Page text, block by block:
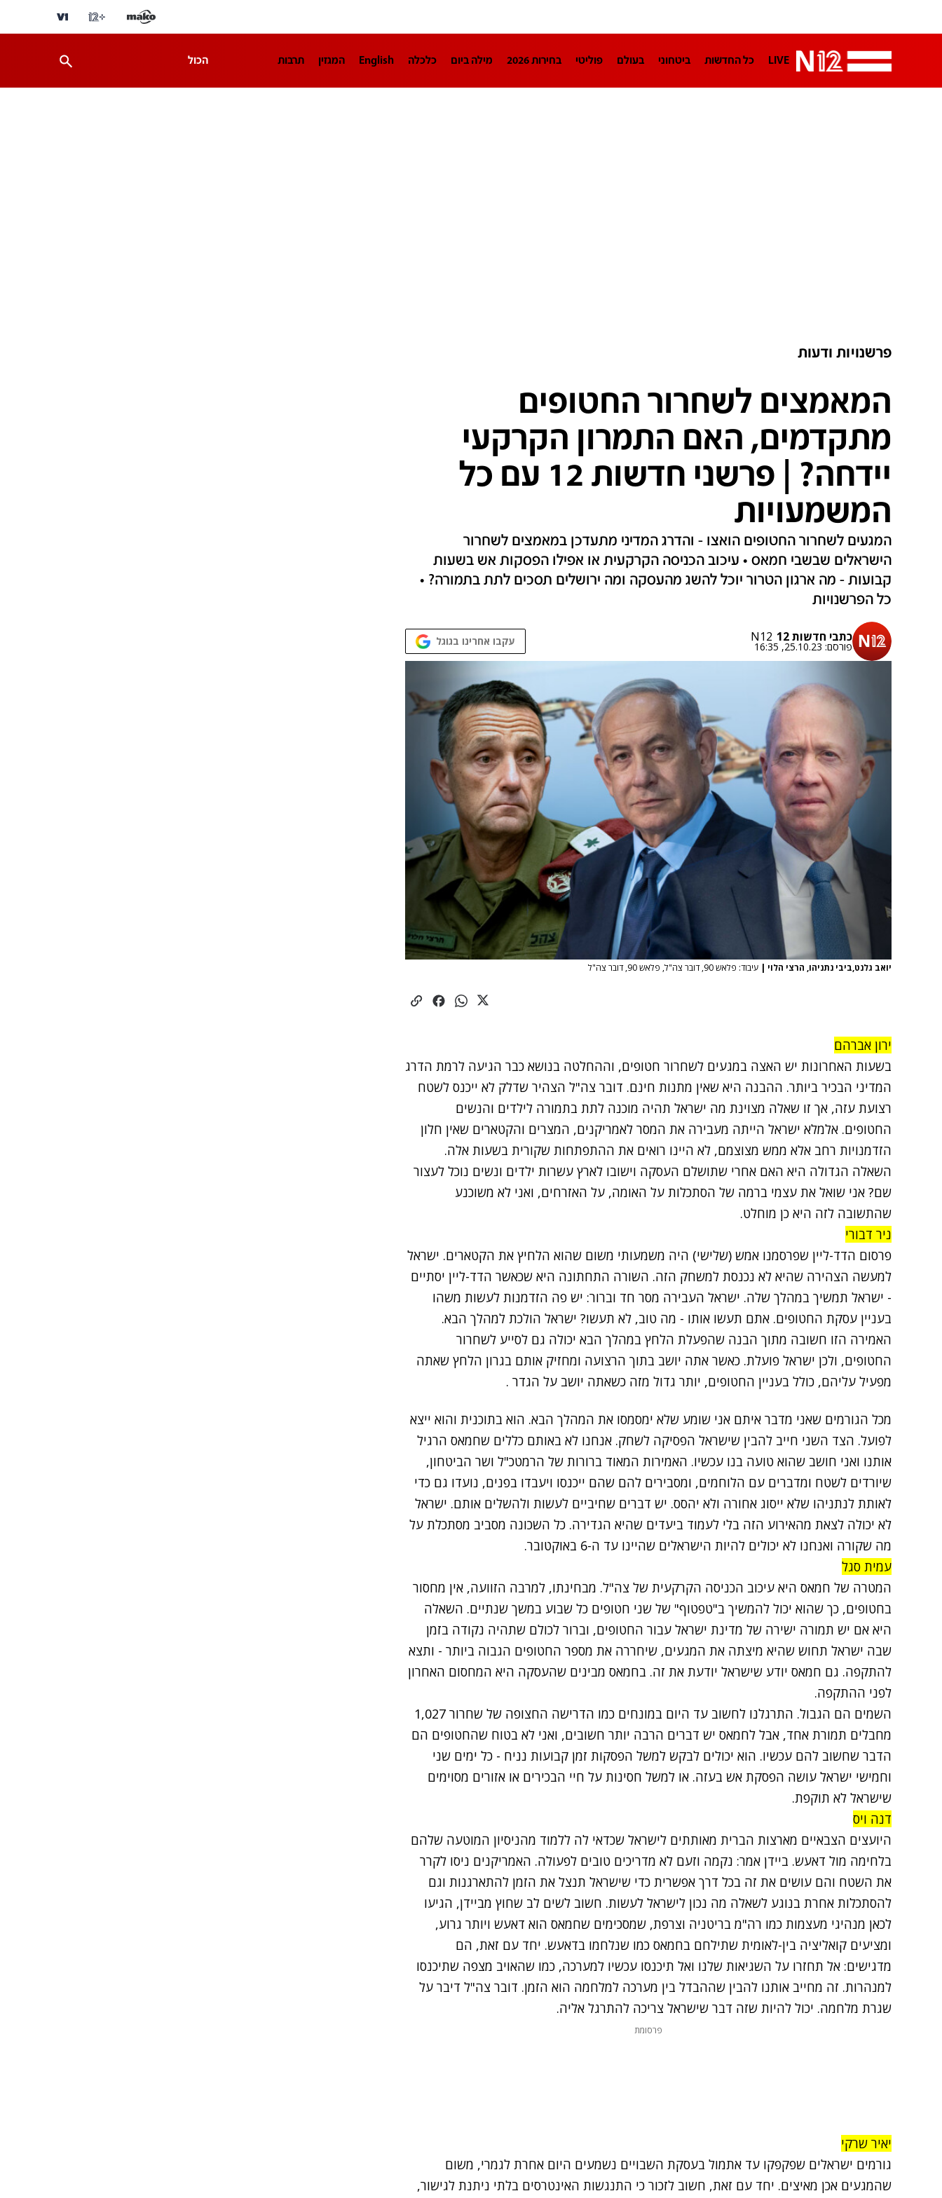
LIVE כל החדשות ביטחוני בעולם פוליטי בחירות 2026 מילה ביום כלכלה English המגזין תרבות הכול
פרשנויות ודעות
המאמצים לשחרור החטופים
מתקדמים, האם התמרון הקרקעי
יידחה? | פרשני חדשות 12 עם כל
המשמעויות
המגעים לשחרור החטופים הואצו - והדרג המדיני מתעדכן במאמצים לשחרור
הישראלים שבשבי חמאס • עיכוב הכניסה הקרקעית או אפילו הפסקות אש בשעות
קבועות - מה ארגון הטרור יוכל להשג מהעסקה ומה ירושלים תסכים לתת בתמורה? •
כל הפרשנויות
כתבי חדשות 12 N12
פורסם: 25.10.23, 16:35 עקבו אחרינו בגוגל
יואב גלנט,ביבי נתניהו, הרצי הלוי | עיבוד: פלאש 90, דובר צה"ל, פלאש 90, דובר צה"ל
ירון אברהם
בשעות האחרונות יש האצה במגעים לשחרור חטופים, וההחלטה בנושא כבר הגיעה לרמת הדרג
המדיני הבכיר ביותר. ההבנה היא שאין מתנות חינם. דובר צה"ל הצהיר שדלק לא ייכנס לשטח
רצועת עזה, אך זו שאלה מצוינת מה ישראל תהיה מוכנה לתת בתמורה לילדים והנשים
החטופים. אלמלא ישראל הייתה מעבירה את המסר לאמריקנים, המצרים והקטארים שאין חלון
הזדמנויות רחב אלא ממש מצוצמם, לא היינו רואים את ההתפתחות שקורית בשעות אלה.
השאלה הגדולה היא האם אחרי שתושלם העסקה וישובו לארץ עשרות ילדים ונשים נוכל לעצור
שם? אני שואל את עצמי ברמה של הסתכלות על האומה, על האזרחים, ואני לא משוכנע
שהתשובה לזה היא כן מוחלט.
ניר דבורי
פרסום הדד-ליין שפרסמנו אמש (שלישי) היה משמעותי משום שהוא הלחיץ את הקטארים. ישראל
למעשה הצהירה שהיא לא נכנסת למשחק הזה. השורה התחתונה היא שכאשר הדד-ליין יסתיים
- ישראל תמשיך במהלך שלה. ישראל העבירה מסר חד וברור: יש פה הזדמנות לעשות משהו
בעניין עסקת החטופים. אתם תעשו אותו - מה טוב, לא תעשו? ישראל הולכת למהלך הבא.
האמירה הזו חשובה מתוך הבנה שהפעלת הלחץ במהלך הבא יכולה גם לסייע לשחרור
החטופים, ולכן ישראל פועלת. כאשר אתה יושב בתוך הרצועה ומחזיק אותם בגרון הלחץ שאתה
מפעיל עליהם, כולל בעניין החטופים, יותר גדול מזה כשאתה יושב על הגדר .
מכל הגורמים שאני מדבר איתם אני שומע שלא ימסמסו את המהלך הבא. הוא בתוכנית והוא ייצא
לפועל. הצד השני חייב להבין שישראל הפסיקה לשחק. אנחנו לא באותם כללים שחמאס הרגיל
אותנו ואני חושב שהוא טועה בנו עכשיו. האמירות המאוד ברורות של הרמטכ"ל ושר הביטחון,
שיורדים לשטח ומדברים עם הלוחמים, ומסבירים להם שהם ייכנסו ויעבדו בפנים, נועדו גם כדי
לאותת לנתניהו שלא ייסוג אחורה ולא יהסס. יש דברים שחיביים לעשות ולהשלים אותם. ישראל
לא יכולה לצאת מהאירוע הזה בלי לעמוד ביעדים שהיא הגדירה. כל השכונה מסביב מסתכלת על
מה שקורה ואנחנו לא יכולים להיות הישראלים שהיינו עד ה-6 באוקטובר.
עמית סגל
המטרה של חמאס היא עיכוב הכניסה הקרקעית של צה"ל. מבחינתו, למרבה הזוועה, אין מחסור
בחטופים, כך שהוא יכול להמשיך ב"טפטוף" של שני חטופים כל שבוע במשך שנתיים. השאלה
היא אם יש תמורה ישירה של מדינת ישראל עבור החטופים, וברור לכולם שתהיה נקודה בזמן
שבה ישראל תחוש שהיא מיצתה את המגעים, שיחררה את מספר החטופים הגבוה ביותר - ותצא
להתקפה. גם חמאס יודע שישראל יודעת את זה. בחמאס מבינים שהעסקה היא המחסום האחרון
לפני ההתקפה.
השמים הם הגבול. התרגלנו לחשוב עד היום במונחים כמו הדרישה החצופה של שחרור 1,027
מחבלים תמורת אחד, אבל לחמאס יש דברים הרבה יותר חשובים, ואני לא בטוח שהחטופים הם
הדבר שחשוב להם עכשיו. הוא יכולים לבקש למשל הפסקות זמן קבועות נניח - כל ימים שני
וחמישי ישראל עושה הפסקת אש בעזה. או למשל חסינות על חיי הבכירים או אזורים מסוימים
שישראל לא תוקפת.
דנה ויס
היועצים הצבאיים מארצות הברית מאותתים לישראל שכדאי לה ללמוד מהניסיון המוטעה שלהם
בלחימה מול דאעש. ביידן אמר: נקמה וזעם לא מדריכים טובים לפעולה. האמריקנים ניסו לקרר
את השטח והם עושים את זה בכל דרך אפשרית כדי שישראל תנצל את הזמן להתארגנות וגם
להסתכלות אחרת בנוגע לשאלה מה נכון לישראל לעשות. חשוב לשים לב שחוץ מביידן, הגיעו
לכאן מנהיגי מעצמות כמו רה"מ בריטניה וצרפת, שמסכימים שחמאס הוא דאעש ויותר גרוע,
ומציעים קואליציה בין-לאומית שתילחם בחמאס כמו שנלחמו בדאעש. יחד עם זאת, הם
מדגישים: אל תחזרו על השגיאות שלנו ואל תיכנסו עכשיו למערכה, כמו שהאויב מצפה שתיכנסו
למנהרות. זה מחייב אותנו להבין שההבדל בין מערכה למלחמה הוא הזמן. דובר צה"ל דיבר על
שגרת מלחמה. יכול להיות שזה דבר שישראל צריכה להתרגל אליה.
פרסומת
יאיר שרקי
גורמים ישראלים שפקפקו עד אתמול בעסקת השבויים נשמעים היום אחרת לגמרי, משום
שהמגעים אכן מאיצים. יחד עם זאת, חשוב לזכור כי התנגשות האינטרסים בלתי ניתנת לגישור,